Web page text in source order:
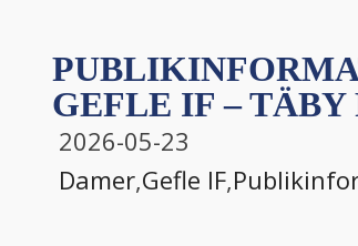
GEFLE IF – TÄBY
2026-05-23
Damer,Gefle IF,